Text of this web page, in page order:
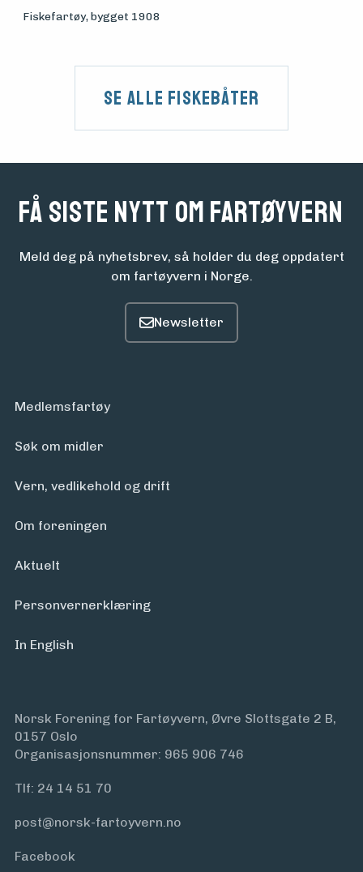
Fiskefartøy, bygget 1908
Se alle fiskebåter
Få siste nytt om fartøyvern
Meld deg på nyhetsbrev, så holder du deg oppdatert
om fartøyvern i Norge.
Medlemsfartøy
Søk om midler
Vern, vedlikehold og drift
Om foreningen
Aktuelt
Personvern­erklæring
In English
Norsk Forening for Fartøyvern, Øvre Slottsgate 2 B,
0157 Oslo
Organisasjonsnummer: 965 906 746
Tlf: 24 14 51 70
post@norsk-fartoyvern.no
Facebook